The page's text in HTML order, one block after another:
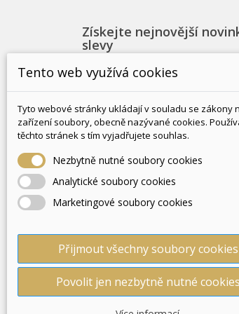
Získejte nejnovější
slevy
PRODUKTY
Nové produkty
Nejprodávanější
Vouchery
Tento web využívá cookies
Tyto webové stránky ukládají v souladu se zákony
zařízení soubory, obecně nazývané cookies.
těchto stránek s tím vyjadřujete souhlas.
Nezbytně nutné soubory cookies
Analytické soubory cookies
Marketingové soubory cookies
Přijmout všechny soubory cookies
Povolit jen nezbytně nutné cookies